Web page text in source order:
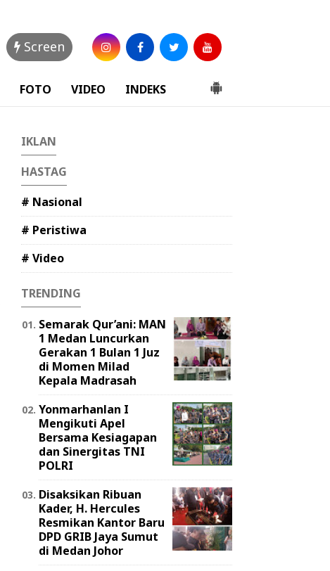
Screen
FOTO VIDEO INDEKS
IKLAN
HASTAG
# Nasional
# Peristiwa
# Video
TRENDING
Semarak Qur’ani: MAN
1 Medan Luncurkan
Gerakan 1 Bulan 1 Juz
di Momen Milad
Kepala Madrasah
Yonmarhanlan I
Mengikuti Apel
Bersama Kesiagapan
dan Sinergitas TNI
POLRI
Disaksikan Ribuan
Kader, H. Hercules
Resmikan Kantor Baru
DPD GRIB Jaya Sumut
di Medan Johor